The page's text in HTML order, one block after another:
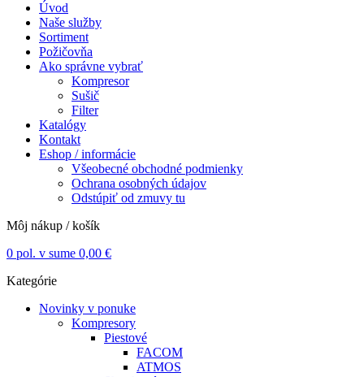
Úvod
Naše služby
Sortiment
Požičovňa
Ako správne vybrať
Kompresor
Sušič
Filter
Katalógy
Kontakt
Eshop / informácie
Všeobecné obchodné podmienky
Ochrana osobných údajov
Odstúpiť od zmuvy tu
Môj nákup / košík
0 pol. v sume 0,00 €
Kategórie
Novinky v ponuke
Kompresory
Piestové
FACOM
ATMOS